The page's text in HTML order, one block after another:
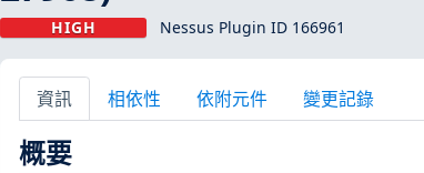
HIGH Nessus Plugin ID 166961
資訊 相依性 依附元件 變更記錄
概要